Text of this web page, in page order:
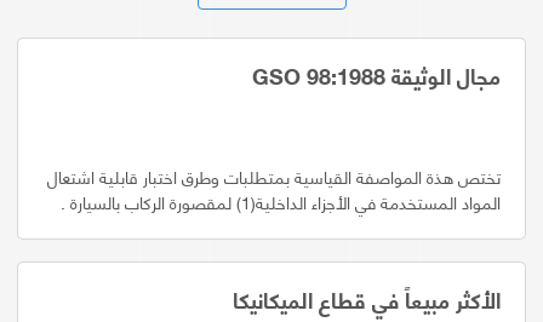
مجال الوثيقة GSO 98:1988
تختص هذة المواصفة القياسية بمتطلبات وطرق اختبار قابلية اشتعال
المواد المستخدمة في الأجزاء الداخلية(1) لمقصورة الركاب بالسيارة .
الأكثر مبيعاً في قطاع الميكانيكا